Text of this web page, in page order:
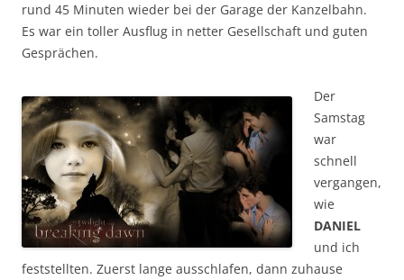
rund 45 Minuten wieder bei der Garage der Kanzelbahn.
Es war ein toller Ausflug in netter Gesellschaft und guten
Gesprächen.
Der
Samstag
war
schnell
vergangen,
wie
DANIEL
und ich
feststellten. Zuerst lange ausschlafen, dann zuhause